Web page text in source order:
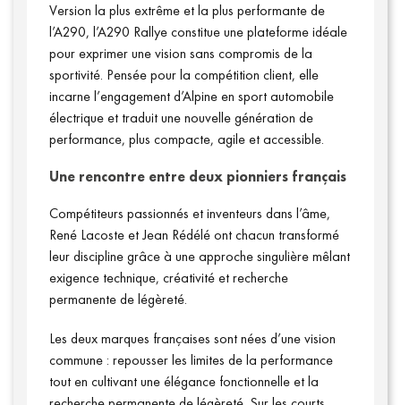
Version la plus extrême et la plus performante de
l’A290, l’A290 Rallye constitue une plateforme idéale
pour exprimer une vision sans compromis de la
sportivité. Pensée pour la compétition client, elle
incarne l’engagement d’Alpine en sport automobile
électrique et traduit une nouvelle génération de
performance, plus compacte, agile et accessible.
Une rencontre entre deux pionniers français
Compétiteurs passionnés et inventeurs dans l’âme,
René Lacoste et Jean Rédélé ont chacun transformé
leur discipline grâce à une approche singulière mêlant
exigence technique, créativité et recherche
permanente de légèreté.
Les deux marques françaises sont nées d’une vision
commune : repousser les limites de la performance
tout en cultivant une élégance fonctionnelle et la